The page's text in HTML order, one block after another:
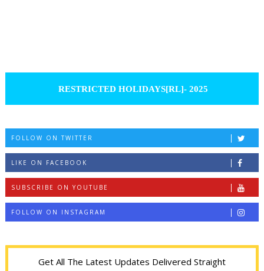
RESTRICTED HOLIDAYS[RL]- 2025
FOLLOW ON TWITTER
LIKE ON FACEBOOK
SUBSCRIBE ON YOUTUBE
FOLLOW ON INSTAGRAM
Get All The Latest Updates Delivered Straight